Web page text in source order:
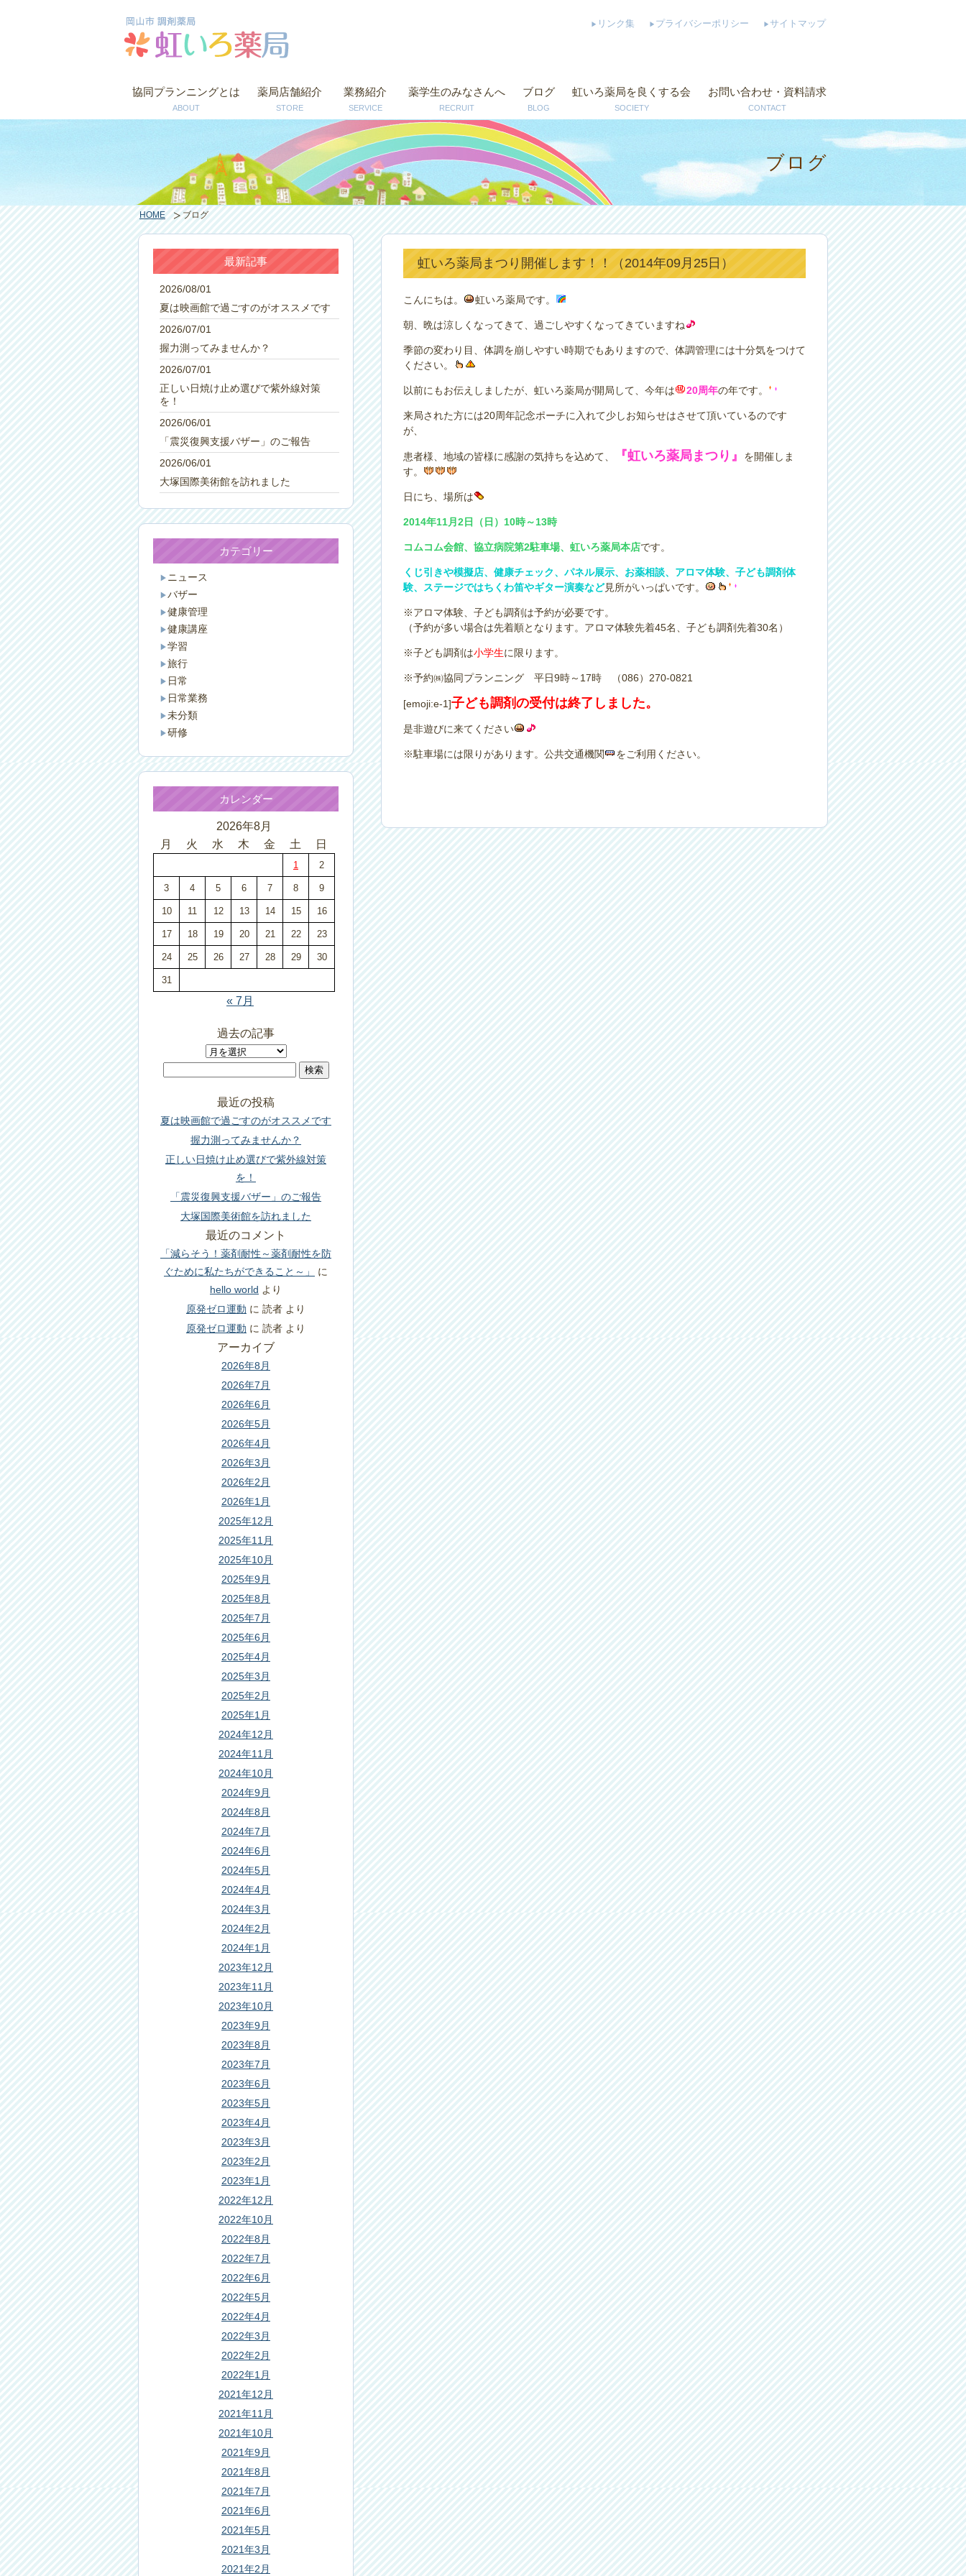
リンク集 プライバシーポリシー サイトマップ
協同プランニングとは
ABOUT
薬局店舗紹介
STORE
業務紹介
SERVICE
薬学生のみなさんへ
RECRUIT
ブログ
BLOG
虹いろ薬局を良くする会
SOCIETY
お問い合わせ・資料請求
CONTACT
ブログ
HOME ブログ
虹いろ薬局まつり開催します！！（2014年09月25日）
こんにちは。 虹いろ薬局です。
朝、晩は涼しくなってきて、過ごしやすくなってきていますね
季節の変わり目、体調を崩しやすい時期でもありますので、体調管理には十分気をつけて
ください。
以前にもお伝えしましたが、虹いろ薬局が開局して、今年は 20周年の年です。
来局された方には20周年記念ポーチに入れて少しお知らせはさせて頂いているのです
が、
患者様、地域の皆様に感謝の気持ちを込めて、 『虹いろ薬局まつり』
を開催しま
す。
日にち、場所は
2014年11月2日（日）10時～13時
コムコム会館、協立病院第2駐車場、虹いろ薬局本店です。
くじ引きや模擬店、健康チェック、パネル展示、お薬相談、アロマ体験、子ども調剤体
験、ステージではちくわ笛やギター演奏など見所がいっぱいです。
※アロマ体験、子ども調剤は予約が必要です。
（予約が多い場合は先着順となります。アロマ体験先着45名、子ども調剤先着30名）
※子ども調剤は小学生に限ります。
※予約㈱協同プランニング 平日9時～17時 （086）270-0821
[emoji:e-1]子ども調剤の受付は終了しました。
是非遊びに来てください
※駐車場には限りがあります。公共交通機関 をご利用ください。
最新記事
2026/08/01
夏は映画館で過ごすのがオススメです
2026/07/01
握力測ってみませんか？
2026/07/01
正しい日焼け止め選びで紫外線対策
を！
2026/06/01
「震災復興支援バザー」のご報告
2026/06/01
大塚国際美術館を訪れました
カテゴリー
ニュース
バザー
健康管理
健康講座
学習
旅行
日常
日常業務
未分類
研修
カレンダー
2026年8月
月
火 水 木 金 土 日
1 2
3 4 5 6 7 8 9
10 11 12 13 14 15 16
17 18 19 20 21 22 23
24 25 26 27 28 29 30
31
« 7月
過去の記事
過
事
最近の投稿
夏は映画館で過ごすのがオススメです
握力測ってみませんか？
正しい日焼け止め選びで紫外線対策
を！
「震災復興支援バザー」のご報告
大塚国際美術館を訪れました
最近のコメント
「減らそう！薬剤耐性～薬剤耐性を防
ぐために私たちができること～」
に
hello world より
原発ゼロ運動 に 読者 より
原発ゼロ運動 に 読者 より
アーカイブ
2026年8月
2026年7月
2026年6月
2026年5月
2026年4月
2026年3月
2026年2月
2026年1月
2025年12月
2025年11月
2025年10月
2025年9月
2025年8月
2025年7月
2025年6月
2025年4月
2025年3月
2025年2月
2025年1月
2024年12月
2024年11月
2024年10月
2024年9月
2024年8月
2024年7月
2024年6月
2024年5月
2024年4月
2024年3月
2024年2月
2024年1月
2023年12月
2023年11月
2023年10月
2023年9月
2023年8月
2023年7月
2023年6月
2023年5月
2023年4月
2023年3月
2023年2月
2023年1月
2022年12月
2022年10月
2022年8月
2022年7月
2022年6月
2022年5月
2022年4月
2022年3月
2022年2月
2022年1月
2021年12月
2021年11月
2021年10月
2021年9月
2021年8月
2021年7月
2021年6月
2021年5月
2021年3月
2021年2月